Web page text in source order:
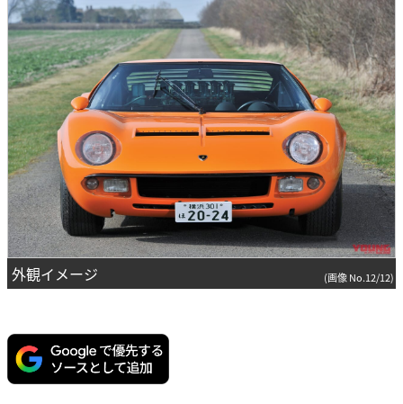
外観イメージ (画像 No.12/12)